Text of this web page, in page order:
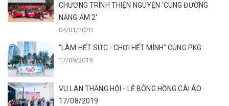
CHƯƠNG TRÌNH THIỆN NGUYỆN 'CUNG ĐƯỜNG
NẮNG ẤM 2'
04/01/2020
"LÀM HẾT SỨC - CHƠI HẾT MÌNH" CÙNG PKG
17/09/2019
VU LAN THẮNG HỘI - LỄ BÔNG HỒNG CÀI ÁO
17/08/2019